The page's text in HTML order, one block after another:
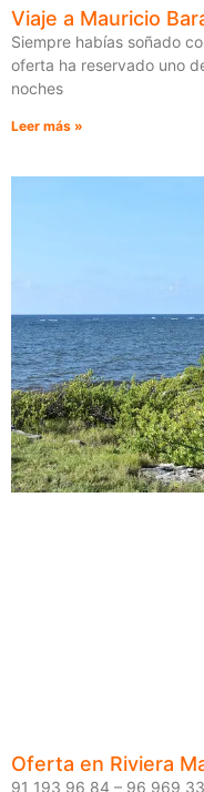
Viaje a Mauricio
Siempre habías soñado
oferta ha reservado uno
noches
Leer más »
Oferta en Riviera
91 193 96 84 – 96 969